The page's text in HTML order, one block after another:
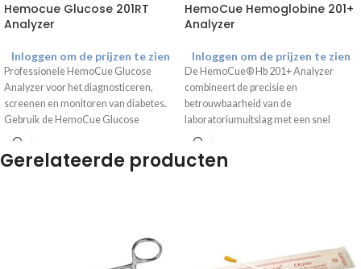
Hemocue Glucose 201RT
Analyzer
Inloggen om de prijzen te zien
Professionele HemoCue Glucose
Analyzer voor het diagnosticeren,
screenen en monitoren van diabetes.
Gebruik de HemoCue Glucose
Analyzer in combinatie met de
Hemocue glucose microcuvetten
HemoCue Hemoglobine 201+
Analyzer
Inloggen om de prijzen te zien
De HemoCue® Hb 201+ Analyzer
combineert de precisie en
betrouwbaarheid van de
laboratoriumuitslag met een snel
resultaat. De Hb analyzer is eenvoudig
in gebruik door de handzame
afmetingen. Gebruik de analyzer in
Gerelateerde producten